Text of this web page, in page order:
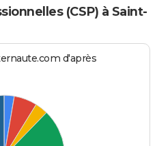
(CSP) à Saint-
d'après